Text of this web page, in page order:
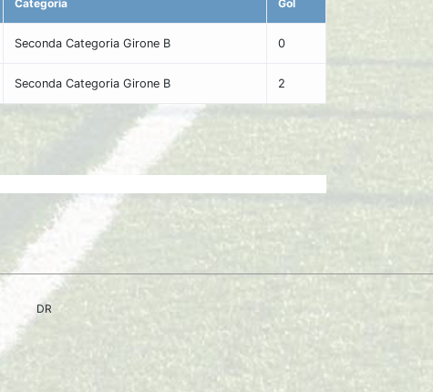
Categoria Gol
Seconda Categoria Girone B 0
Seconda Categoria Girone B 2
DR